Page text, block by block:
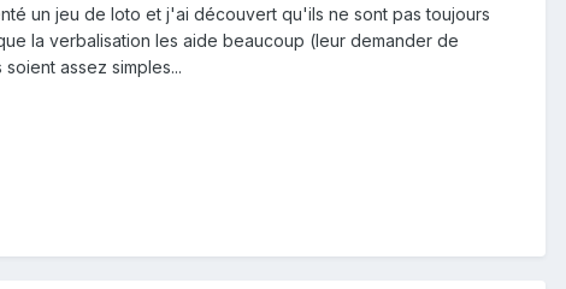
un jeu de loto et j'ai découvert qu'ils ne sont pas toujours
la verbalisation les aide beaucoup (leur demander de
assez simples...